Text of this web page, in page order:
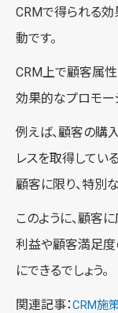
CRMで得られる効
動です。
CRM上で顧客属性
効果的なプロモー
例えば、顧客の購
レスを取得してい
顧客に限り、特別
このように、顧客
利益や顧客満足度
にできるでしょう。
関連記事：CRM施